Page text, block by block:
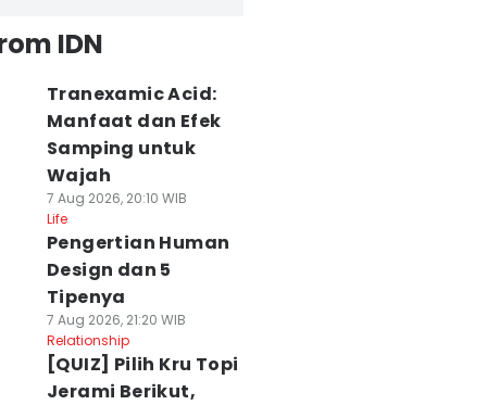
IDN
Tranexamic Acid:
Manfaat dan Efek
Samping untuk
Wajah
7 Aug 2026, 20:10 WIB
Life
Pengertian Human
Design dan 5
Tipenya
7 Aug 2026, 21:20 WIB
Relationship
[QUIZ] Pilih Kru Topi
Jerami Berikut,